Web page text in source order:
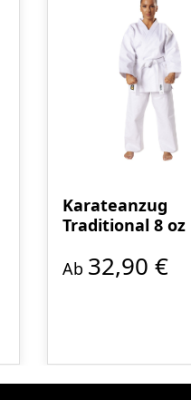
Karateanzug
Traditional 8 oz
Ab 32,90 €